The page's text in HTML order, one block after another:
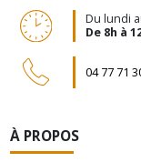
Du lundi
De 8h à
04 77 71
À PROPOS